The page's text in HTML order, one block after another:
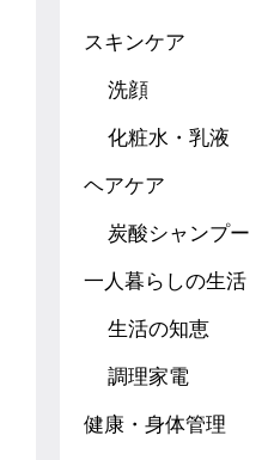
スキンケア
洗顔
化粧水・乳液
ヘアケア
炭酸シャンプー
一人暮らしの生活
生活の知恵
調理家電
健康・身体管理